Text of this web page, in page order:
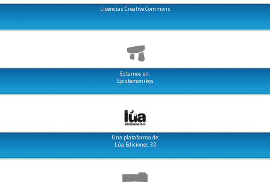
Licencias Creative Commons
Estamos en:
Epistemonikos
Una plataforma de:
Lúa Ediciones 3.0